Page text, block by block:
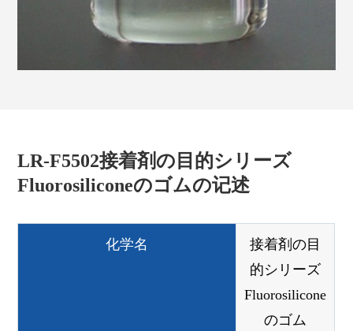
LR-F5502接着剤の目的シリーズ
Fluorosiliconeのゴムの记述
化学名
接着剤の目
的シリーズ
Fluorosilicone
のゴム